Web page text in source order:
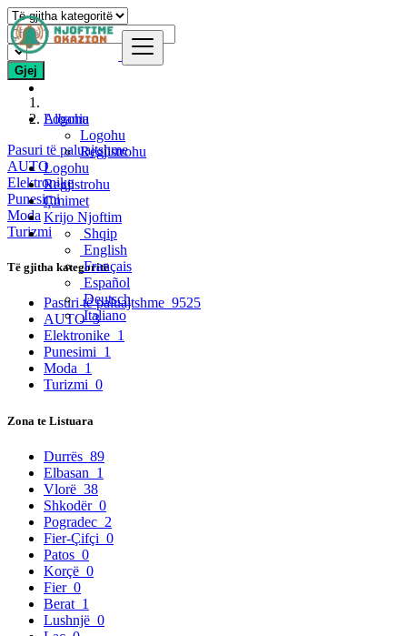
Logohu
Logohu
Regjistrohu
Logohu
Regjistrohu
Çmimet
Krijo Njoftim
Shqip
English
Français
Español
Deutsch
Italiano
Gjej
Albania
Pasuri të paluajtshme
AUTO
Elektronike
Punesimi
Moda
Turizmi
Të gjitha kategoritë
Pasuri të paluajtshme 9525
AUTO3
Elektronike 1
Punesimi 1
Moda 1
Turizmi 0
Zona te Listuara
Durrës 89
Elbasan 1
Vlorë 38
Shkodër 0
Pogradec 2
Fier-Çifçi 0
Patos 0
Korçë 0
Fier 0
Berat 1
Lushnjë 0